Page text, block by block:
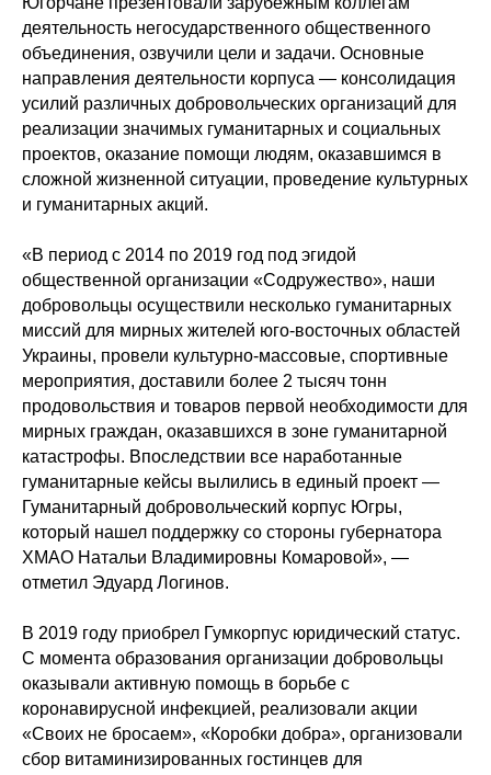
деятельность негосударственного общественного
объединения, озвучили цели и задачи. Основные
направления деятельности корпуса — консолидация
усилий различных добровольческих организаций для
реализации значимых гуманитарных и социальных
проектов, оказание помощи людям, оказавшимся в
сложной жизненной ситуации, проведение культурных
и гуманитарных акций.
«В период с 2014 по 2019 год под эгидой
общественной организации «Содружество», наши
добровольцы осуществили несколько гуманитарных
миссий для мирных жителей юго-восточных областей
Украины, провели культурно-массовые, спортивные
мероприятия, доставили более 2 тысяч тонн
продовольствия и товаров первой необходимости для
мирных граждан, оказавшихся в зоне гуманитарной
катастрофы. Впоследствии все наработанные
гуманитарные кейсы вылились в единый проект —
Гуманитарный добровольческий корпус Югры,
который нашел поддержку со стороны губернатора
ХМАО Натальи Владимировны Комаровой», —
отметил Эдуард Логинов.
В 2019 году приобрел Гумкорпус юридический статус.
С момента образования организации добровольцы
оказывали активную помощь в борьбе с
коронавирусной инфекцией, реализовали акции
«Своих не бросаем», «Коробки добра», организовали
сбор витаминизированных гостинцев для